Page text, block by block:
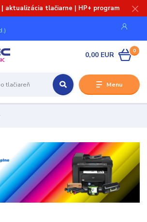
| aktualizácia tlačiarne | HP+ program
Menu
0
0,00 EUR